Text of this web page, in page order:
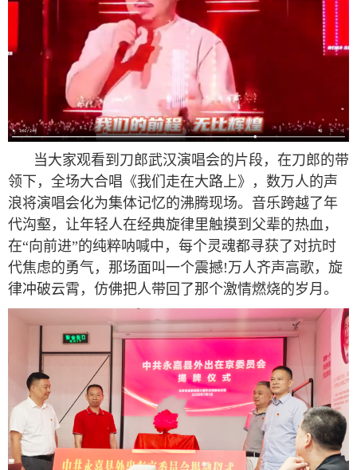
当大家观看到刀郎武汉演唱会的片段，在刀郎的带
领下，全场大合唱《我们走在大路上》，数万人的声
浪将演唱会化为集体记忆的沸腾现场。音乐跨越了年
代沟壑，让年轻人在经典旋律里触摸到父辈的热血，
在“向前进”的纯粹呐喊中，每个灵魂都寻获了对抗时
代焦虑的勇气，那场面叫一个震撼!万人齐声高歌，旋
律冲破云霄，仿佛把人带回了那个激情燃烧的岁月。